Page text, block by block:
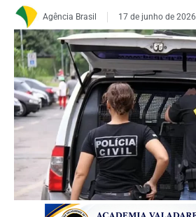
Agência Brasil 17 de junho de 2026
FOTO: SINPOL/DF